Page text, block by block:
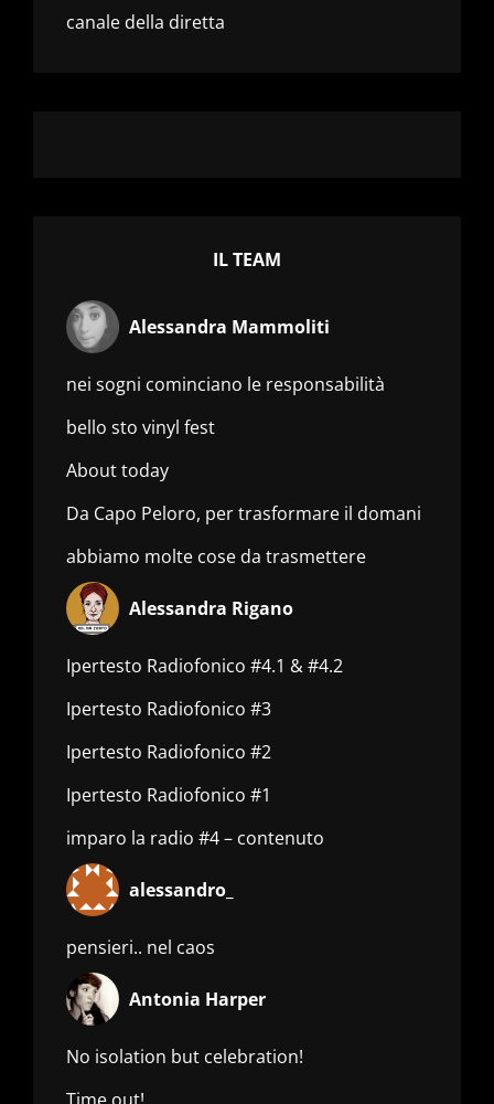
canale della diretta
IL TEAM
Alessandra Mammoliti
nei sogni cominciano le responsabilità
bello sto vinyl fest
About today
Da Capo Peloro, per trasformare il domani
abbiamo molte cose da trasmettere
Alessandra Rigano
Ipertesto Radiofonico #4.1 & #4.2
Ipertesto Radiofonico #3
Ipertesto Radiofonico #2
Ipertesto Radiofonico #1
imparo la radio #4 – contenuto
alessandro_
pensieri.. nel caos
Antonia Harper
No isolation but celebration!